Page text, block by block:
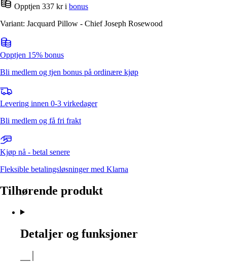
Opptjen 337 kr i bonus
Variant: Jacquard Pillow - Chief Joseph Rosewood
Opptjen 15% bonus
Bli medlem og tjen bonus på ordinære kjøp
Levering innen 0-3 virkedager
Bli medlem og få fri frakt
Kjøp nå - betal senere
Fleksible betalingsløsninger med Klarna
Tilhørende produkt
Detaljer og funksjoner